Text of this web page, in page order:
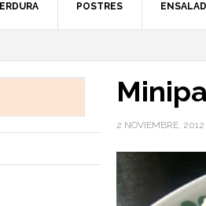
POSTRES
2 NOVIEMBRE, 2012